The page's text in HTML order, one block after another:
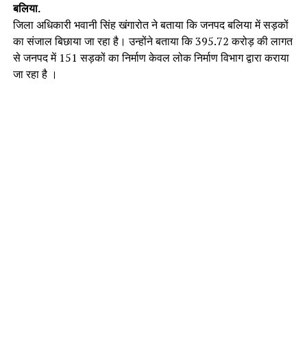
बलिया.
जिला अधिकारी भवानी सिंह खंगारोत ने बताया कि जनपद बलिया में सड़कों
का संजाल बिछाया जा रहा है। उन्होंने बताया कि 395.72 करोड़ की लागत
से जनपद में 151 सड़कों का निर्माण केवल लोक निर्माण विभाग द्वारा कराया
जा रहा है ।